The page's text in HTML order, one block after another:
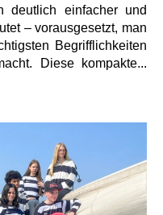
deutlich einfacher und
– vorausgesetzt, man
Begrifflichkeiten
Diese kompakte...